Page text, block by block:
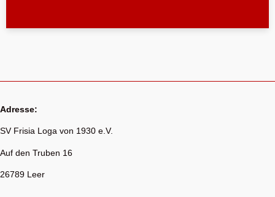
Adresse:
SV Frisia Loga von 1930 e.V.
Auf den Truben 16
26789 Leer